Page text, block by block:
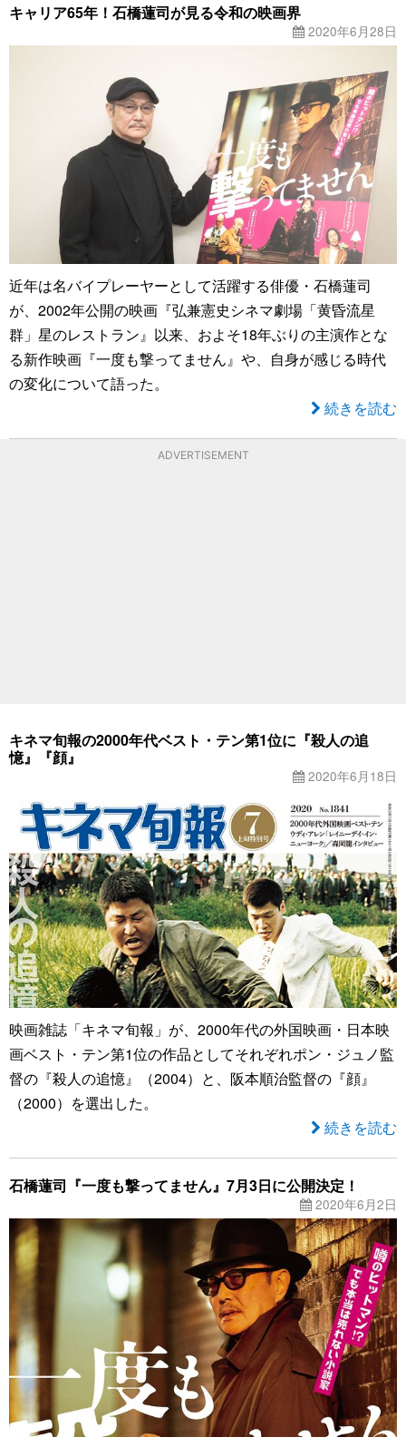
キャリア65年！石橋蓮司が見る令和の映画界
2020年6月28日
近年は名バイプレーヤーとして活躍する俳優・石橋蓮司
が、2002年公開の映画『弘兼憲史シネマ劇場「黄昏流星
群」星のレストラン』以来、およそ18年ぶりの主演作とな
る新作映画『一度も撃ってません』や、自身が感じる時代
の変化について語った。
続きを読む
ADVERTISEMENT
キネマ旬報の2000年代ベスト・テン第1位に『殺人の追
憶』『顔』
2020年6月18日
映画雑誌「キネマ旬報」が、2000年代の外国映画・日本映
画ベスト・テン第1位の作品としてそれぞれポン・ジュノ監
督の『殺人の追憶』（2004）と、阪本順治監督の『顔』
（2000）を選出した。
続きを読む
石橋蓮司『一度も撃ってません』7月3日に公開決定！
2020年6月2日